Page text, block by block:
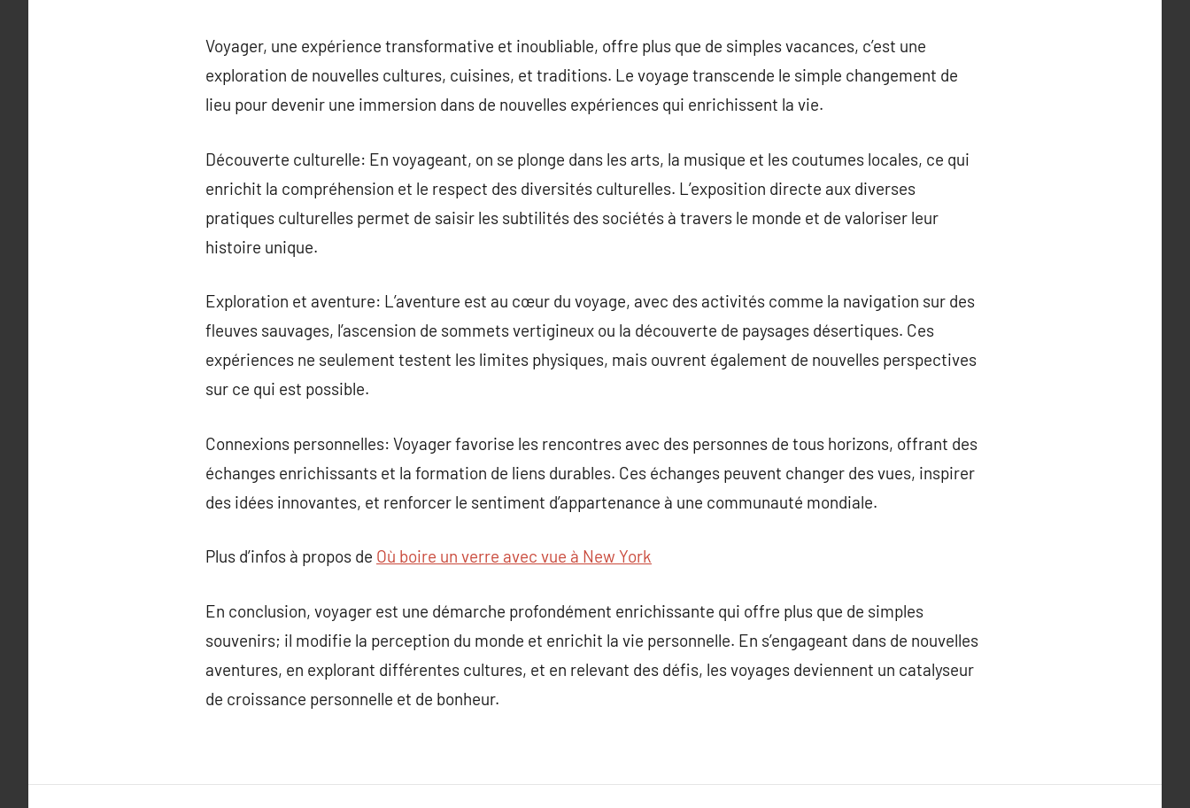
Voyager, une expérience transformative et inoubliable, offre plus que de simples vacances, c’est une
exploration de nouvelles cultures, cuisines, et traditions. Le voyage transcende le simple changement de
lieu pour devenir une immersion dans de nouvelles expériences qui enrichissent la vie.
Découverte culturelle: En voyageant, on se plonge dans les arts, la musique et les coutumes locales, ce qui
enrichit la compréhension et le respect des diversités culturelles. L’exposition directe aux diverses
pratiques culturelles permet de saisir les subtilités des sociétés à travers le monde et de valoriser leur
histoire unique.
Exploration et aventure: L’aventure est au cœur du voyage, avec des activités comme la navigation sur des
fleuves sauvages, l’ascension de sommets vertigineux ou la découverte de paysages désertiques. Ces
expériences ne seulement testent les limites physiques, mais ouvrent également de nouvelles perspectives
sur ce qui est possible.
Connexions personnelles: Voyager favorise les rencontres avec des personnes de tous horizons, offrant des
échanges enrichissants et la formation de liens durables. Ces échanges peuvent changer des vues, inspirer
des idées innovantes, et renforcer le sentiment d’appartenance à une communauté mondiale.
Plus d’infos à propos de Où boire un verre avec vue à New York
En conclusion, voyager est une démarche profondément enrichissante qui offre plus que de simples
souvenirs; il modifie la perception du monde et enrichit la vie personnelle. En s’engageant dans de nouvelles
aventures, en explorant différentes cultures, et en relevant des défis, les voyages deviennent un catalyseur
de croissance personnelle et de bonheur.